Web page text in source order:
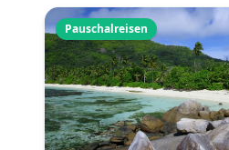
Pauschalreisen